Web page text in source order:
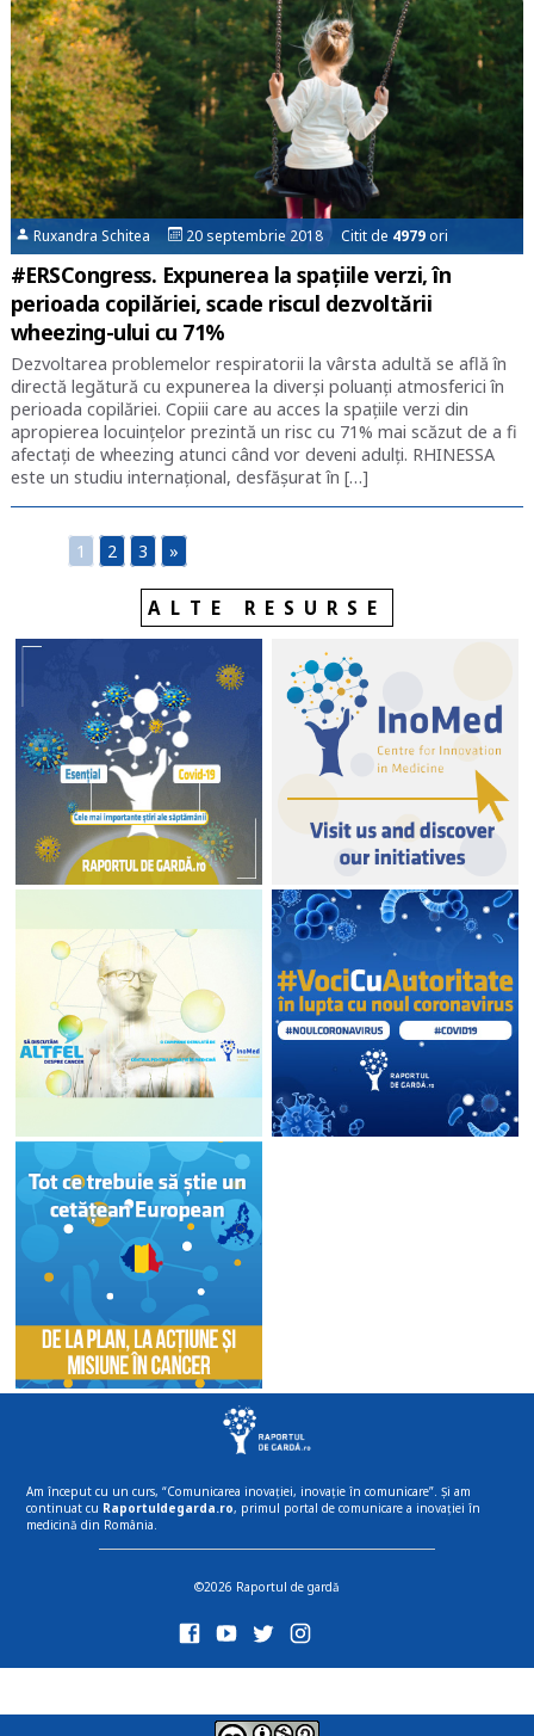
Ruxandra Schitea 20 septembrie 2018 Citit de 4979ori
#ERSCongress. Expunerea la spațiile verzi, în
perioada copilăriei, scade riscul dezvoltării
wheezing-ului cu 71%
Dezvoltarea problemelor respiratorii la vârsta adultă se află în
directă legătură cu expunerea la diverși poluanți atmosferici în
perioada copilăriei. Copiii care au acces la spațiile verzi din
apropierea locuințelor prezintă un risc cu 71% mai scăzut de a fi
afectați de wheezing atunci când vor deveni adulți. RHINESSA
este un studiu internațional, desfășurat în […]
1 2 3 »
ALTE RESURSE
Am început cu un curs, “Comunicarea inovației, inovație în comunicare”. Și am
continuat cu Raportuldegarda.ro, primul portal de comunicare a inovației în
medicină din România.
©2026 Raportul de gardă